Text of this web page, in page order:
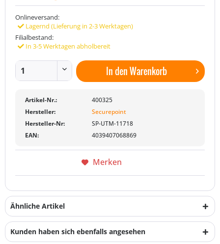
Onlineversand:
Lagernd (Lieferung in 2-3 Werktagen)
Filialbestand:
In 3-5 Werktagen abholbereit
In denWarenkorb
Artikel-Nr.:
400325
Hersteller:
Securepoint
Hersteller-Nr:
SP-UTM-11718
EAN:
4039407068869
Merken
Ähnliche Artikel
Kunden haben sich ebenfalls angesehen